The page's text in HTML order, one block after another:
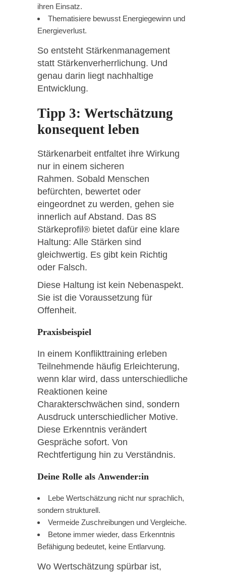
ihren Einsatz.
Thematisiere bewusst Energiegewinn und
Energieverlust.
So entsteht Stärkenmanagement
statt Stärkenverherrlichung. Und
genau darin liegt nachhaltige
Entwicklung.
Tipp 3: Wertschätzung
konsequent leben
Stärkenarbeit entfaltet ihre Wirkung
nur in einem sicheren
Rahmen. Sobald Menschen
befürchten, bewertet oder
eingeordnet zu werden, gehen sie
innerlich auf Abstand. Das 8S
Stärkeprofil® bietet dafür eine klare
Haltung: Alle Stärken sind
gleichwertig. Es gibt kein Richtig
oder Falsch.
Diese Haltung ist kein Nebenaspekt.
Sie ist die Voraussetzung für
Offenheit.
Praxisbeispiel
In einem Konflikttraining erleben
Teilnehmende häufig Erleichterung,
wenn klar wird, dass unterschiedliche
Reaktionen keine
Charakterschwächen sind, sondern
Ausdruck unterschiedlicher Motive.
Diese Erkenntnis verändert
Gespräche sofort. Von
Rechtfertigung hin zu Verständnis.
Deine Rolle als Anwender:in
Lebe Wertschätzung nicht nur sprachlich,
sondern strukturell.
Vermeide Zuschreibungen und Vergleiche.
Betone immer wieder, dass Erkenntnis
Befähigung bedeutet, keine Entlarvung.
Wo Wertschätzung spürbar ist,